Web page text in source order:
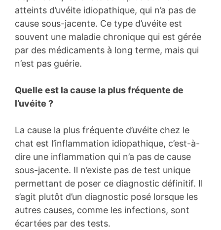
atteints d’uvéite idiopathique, qui n’a pas de
cause sous-jacente. Ce type d’uvéite est
souvent une maladie chronique qui est gérée
par des médicaments à long terme, mais qui
n’est pas guérie.
Quelle est la cause la plus fréquente de
l’uvéite ?
La cause la plus fréquente d’uvéite chez le
chat est l’inflammation idiopathique, c’est-à-
dire une inflammation qui n’a pas de cause
sous-jacente. Il n’existe pas de test unique
permettant de poser ce diagnostic définitif. Il
s’agit plutôt d’un diagnostic posé lorsque les
autres causes, comme les infections, sont
écartées par des tests.